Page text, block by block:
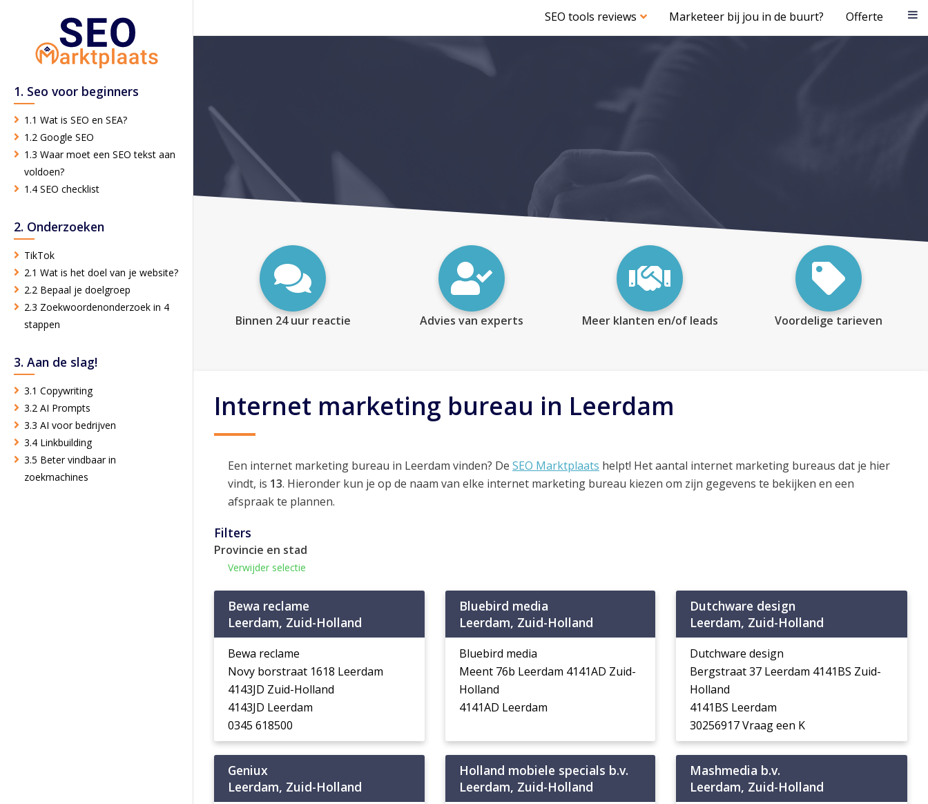
SEO tools reviews Marketeer bij jou in de buurt? Offerte
1. Seo voor beginners
1.1 Wat is SEO en SEA?
1.2 Google SEO
1.3 Waar moet een SEO tekst aan
voldoen?
1.4 SEO checklist
2. Onderzoeken
TikTok
2.1 Wat is het doel van je website?
2.2 Bepaal je doelgroep
2.3 Zoekwoordenonderzoek in 4
stappen
3. Aan de slag!
3.1 Copywriting
3.2 AI Prompts
3.3 AI voor bedrijven
3.4 Linkbuilding
3.5 Beter vindbaar in
zoekmachines
Binnen 24 uur reactie Advies van experts Meer klanten en/of leads Voordelige tarieven
Internet marketing bureau in Leerdam
Een internet marketing bureau in Leerdam vinden? De SEO Marktplaats helpt! Het aantal internet marketing bureaus dat je hier
vindt, is 13. Hieronder kun je op de naam van elke internet marketing bureau kiezen om zijn gegevens te bekijken en een
afspraak te plannen.
Filters
Provincie en stad
Verwijder selectie
Bewa reclame
Leerdam, Zuid-Holland
Bewa reclame
Novy borstraat 1618 Leerdam
4143JD Zuid-Holland
4143JD Leerdam
0345 618500
Bluebird media
Leerdam, Zuid-Holland
Bluebird media
Meent 76b Leerdam 4141AD Zuid-
Holland
4141AD Leerdam
Dutchware design
Leerdam, Zuid-Holland
Dutchware design
Bergstraat 37 Leerdam 4141BS Zuid-
Holland
4141BS Leerdam
30256917 Vraag een K
Geniux
Leerdam, Zuid-Holland
Holland mobiele specials b.v.
Leerdam, Zuid-Holland
Mashmedia b.v.
Leerdam, Zuid-Holland